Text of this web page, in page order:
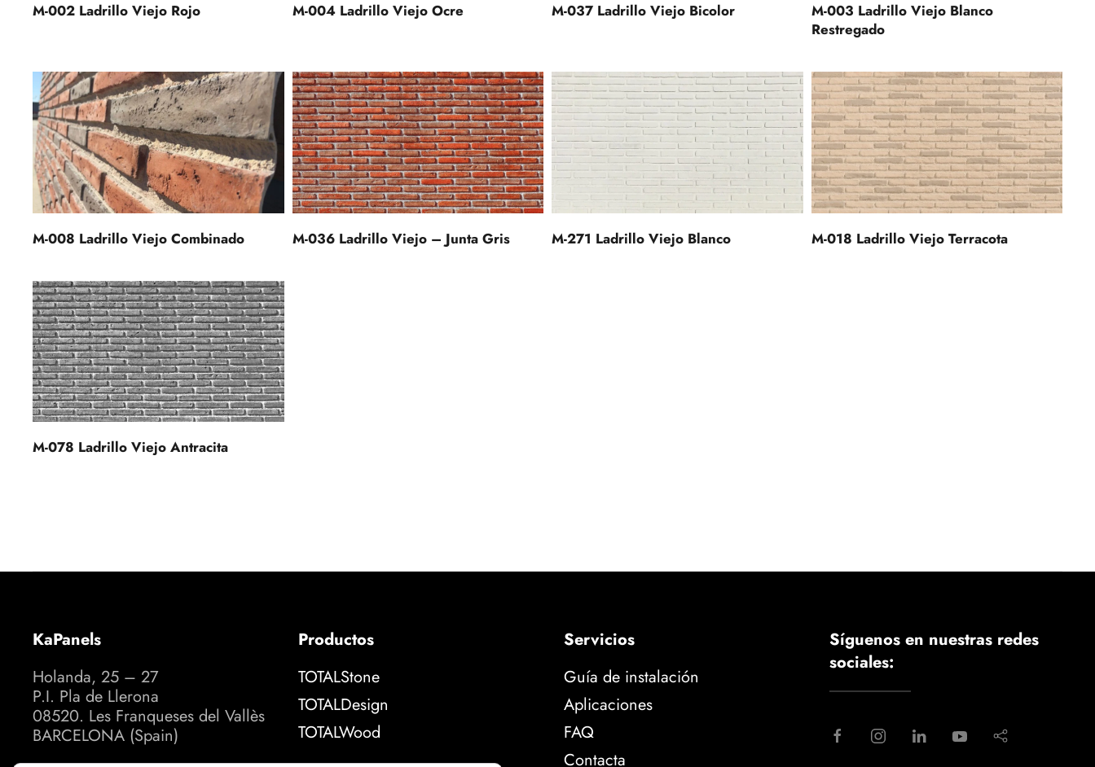
M-002 Ladrillo Viejo Rojo M-004 Ladrillo Viejo Ocre M-037 Ladrillo Viejo Bicolor
M-003 Ladrillo Viejo Blanco
Restregado
M-008 Ladrillo Viejo Combinado M-036 Ladrillo Viejo – Junta Gris M-271 Ladrillo Viejo Blanco M-018 Ladrillo Viejo Terracota
M-078 Ladrillo Viejo Antracita
KaPanels
Holanda, 25 – 27
P.I. Pla de Llerona
08520. Les Franqueses del Vallès
BARCELONA (Spain)
Productos
TOTALStone
TOTALDesign
TOTALWood
Servicios
Guía de instalación
Aplicaciones
FAQ
Contacta
Síguenos en nuestras redes
sociales: